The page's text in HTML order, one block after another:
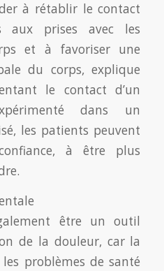
à rétablir le contact
aux prises avec les
et à favoriser une
du corps, explique
le contact d’un
dans un
les patients peuvent
à être plus
être un outil
de la douleur, car la
problèmes de santé